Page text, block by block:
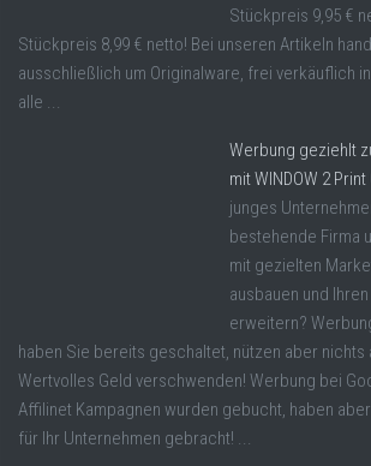
Stückpreis 9,95 €
Stückpreis 8,99 € netto! Bei unseren Artikeln
ausschließlich um Originalware, frei verkäuflich
alle ...
Werbung geziehlt
mit WINDOW 2 Print
junges
bestehende Firma
mit gezielten
ausbauen und
erweitern?
haben Sie bereits geschaltet, nützen aber nichts
Wertvolles Geld verschwenden! Werbung bei
Affilinet Kampagnen wurden gebucht, haben
für Ihr Unternehmen gebracht! ...